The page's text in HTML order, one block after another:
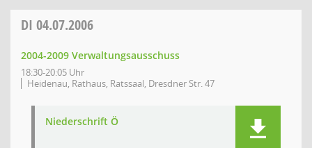
DI 04.07.2006
2004-2009 Verwaltungsausschuss
18:30-20:05 Uhr
Heidenau, Rathaus, Ratssaal, Dresdner Str. 47
Niederschrift Ö